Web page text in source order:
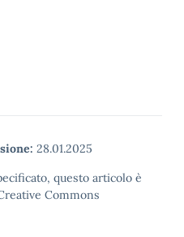
28.01.2025
questo articolo è
Commons